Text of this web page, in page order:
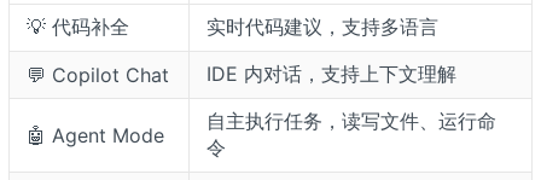
💡 代码补全
实时代码建议，支持多语言
💬 Copilot Chat
IDE 内对话，支持上下文理解
🤖 Agent Mode
自主执行任务，读写文件、运行命
令